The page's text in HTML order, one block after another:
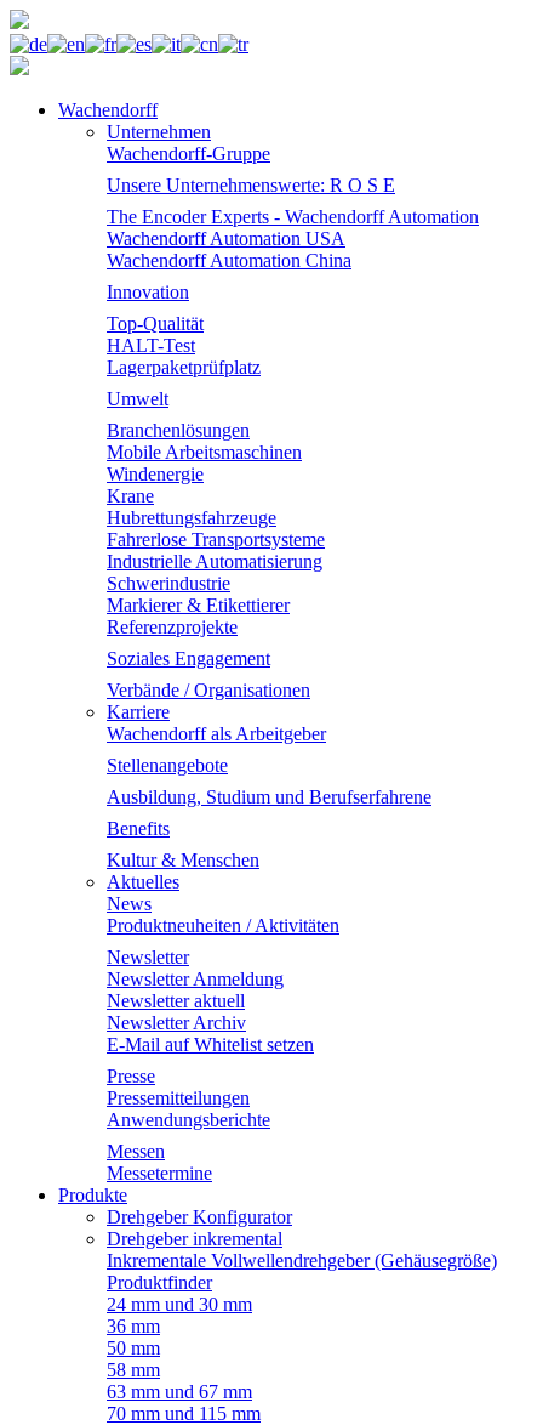
Wachendorff
Unternehmen
Wachendorff-Gruppe
Unsere Unternehmenswerte: R O S E
The Encoder Experts - Wachendorff Automation
Wachendorff Automation USA
Wachendorff Automation China
Innovation
Top-Qualität
HALT-Test
Lagerpaketprüfplatz
Umwelt
Branchenlösungen
Mobile Arbeitsmaschinen
Windenergie
Krane
Hubrettungsfahrzeuge
Fahrerlose Transportsysteme
Industrielle Automatisierung
Schwerindustrie
Markierer & Etikettierer
Referenzprojekte
Soziales Engagement
Verbände / Organisationen
Karriere
Wachendorff als Arbeitgeber
Stellenangebote
Ausbildung, Studium und Berufserfahrene
Benefits
Kultur & Menschen
Aktuelles
News
Produktneuheiten / Aktivitäten
Newsletter
Newsletter Anmeldung
Newsletter aktuell
Newsletter Archiv
E-Mail auf Whitelist setzen
Presse
Pressemitteilungen
Anwendungsberichte
Messen
Messetermine
Produkte
Drehgeber Konfigurator
Drehgeber inkremental
Inkrementale Vollwellendrehgeber (Gehäusegröße)
Produktfinder
24 mm und 30 mm
36 mm
50 mm
58 mm
63 mm und 67 mm
70 mm und 115 mm